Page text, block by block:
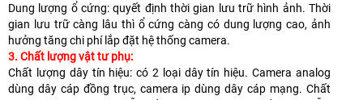
Dung lượng ổ cứng: quyết định thời gian lưu trữ hình ảnh. Thời
gian lưu trữ càng lâu thì ổ cứng càng có dung lượng cao, ảnh
hưởng tăng chi phí lắp đặt hệ thống camera.
3. Chất lượng vật tư phụ:
Chất lượng dây tín hiệu: có 2 loại dây tín hiệu. Camera analog
dùng dây cáp đồng trục, camera ip dùng dây cáp mạng. Chất